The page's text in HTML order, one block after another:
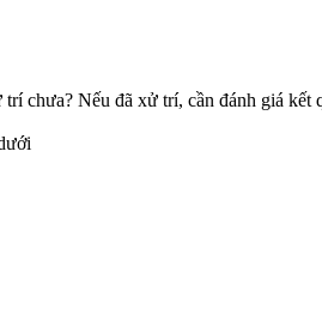
chưa? Nếu đã xử trí, cần đánh giá kết